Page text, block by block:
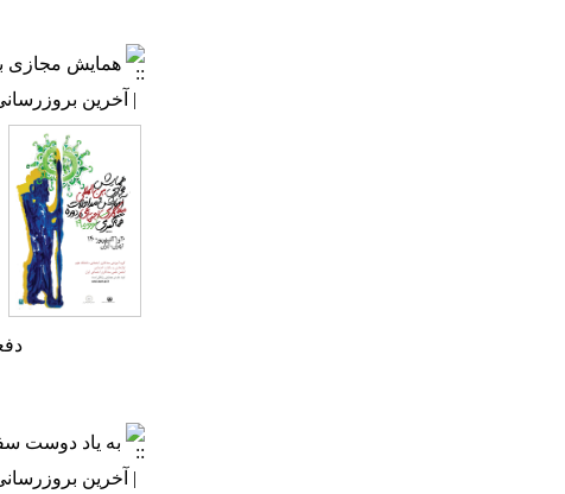
همایش مجازی بین
| آخرین بروزرسانی: ۱۴۰۰/۶/
به یاد دوست
| آخرین بروزرسانی: ۱۳۹۸/۱۲/